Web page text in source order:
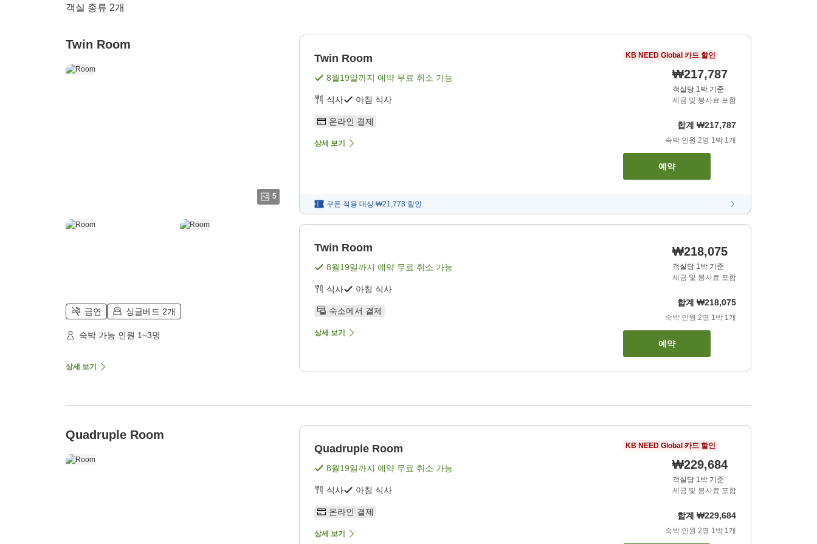
객실 종류 2개
Twin Room
5
금연 싱글베드 2개
숙박 가능 인원 1~3명
상세 보기
Twin Room
8월19일까지 예약 무료 취소 가능
식사 아침 식사
온라인 결제
상세 보기
KB NEED Global 카드 할인
₩217,787
객실당 1박 기준
세금 및 봉사료 포함
합계 ₩217,787
숙박 인원 2명 1박 1개
예약
쿠폰 적용 대상 ₩21,778 할인
Twin Room
8월19일까지 예약 무료 취소 가능
식사 아침 식사
숙소에서 결제
상세 보기
₩218,075
객실당 1박 기준
세금 및 봉사료 포함
합계 ₩218,075
숙박 인원 2명 1박 1개
예약
Quadruple Room
Quadruple Room
8월19일까지 예약 무료 취소 가능
식사 아침 식사
온라인 결제
상세 보기
KB NEED Global 카드 할인
₩229,684
객실당 1박 기준
세금 및 봉사료 포함
합계 ₩229,684
숙박 인원 2명 1박 1개